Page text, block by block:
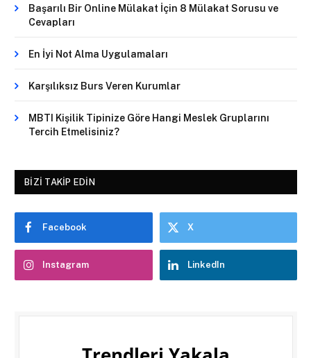
Başarılı Bir Online Mülakat İçin 8 Mülakat Sorusu ve
Cevapları
En İyi Not Alma Uygulamaları
Karşılıksız Burs Veren Kurumlar
MBTI Kişilik Tipinize Göre Hangi Meslek Gruplarını
Tercih Etmelisiniz?
BIZI TAKIP EDIN
Facebook X
Instagram LinkedIn